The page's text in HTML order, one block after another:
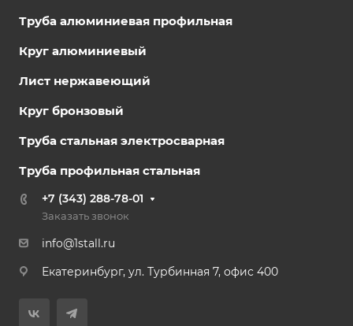
Труба алюминиевая профильная
Круг алюминиевый
Лист нержавеющий
Круг бронзовый
Труба стальная электросварная
Труба профильная стальная
+7 (343) 288-78-01
Заказать звонок
info@1stall.ru
Екатеринбург, ул. Турбинная 7, офис 400